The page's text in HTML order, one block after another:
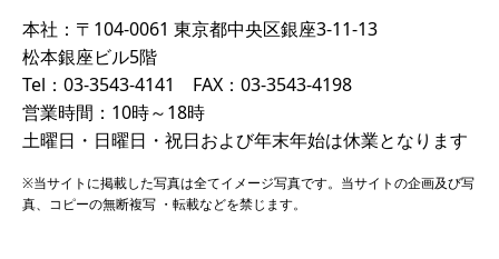
本社：〒104-0061 東京都中央区銀座3-11-13
松本銀座ビル5階
Tel：03-3543-4141 FAX：03-3543-4198
営業時間：10時～18時
土曜日・日曜日・祝日および年末年始は休業となります
※当サイトに掲載した写真は全てイメージ写真です。当サイトの企画及び写
真、コピーの無断複写 ・転載などを禁じます。